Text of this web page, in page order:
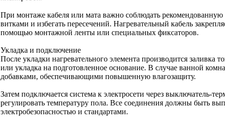
При монтаже кабеля или мата важно соблюдать
витками и избегать пересечений. Нагревательный кабель
помощью монтажной ленты или специальных фиксаторов.
Укладка и подключение
После укладки нагревательного элемента производится
или укладка на подготовленное основание. В случае ванной
добавками, обеспечивающими повышенную влагозащиту.
Затем подключается система к электросети через выключатель-
регулировать температуру пола. Все соединения должны быть
электробезопасностью и стандартами.